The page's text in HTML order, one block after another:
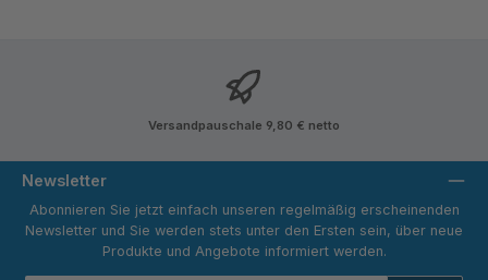
Versandpauschale 9,80 € netto
Newsletter
Abonnieren Sie jetzt einfach unseren regelmäßig erscheinenden
Newsletter und Sie werden stets unter den Ersten sein, über neue
Produkte und Angebote informiert werden.